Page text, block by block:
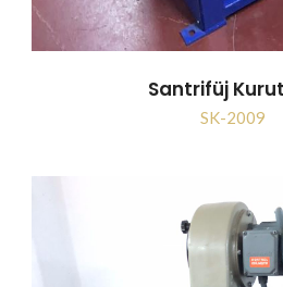
Santrifüj
SK-2009